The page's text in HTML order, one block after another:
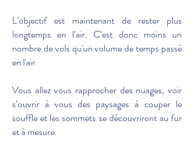
L’objectif est maintenant de rester plus
longtemps en l’air. C’est donc moins un
nombre de vols qu'un volume de temps passé
en l'air.
Vous allez vous rapprocher des nuages, voir
s’ouvrir à vous des paysages à couper le
souffle et les sommets se découvriront au fur
et à mesure.